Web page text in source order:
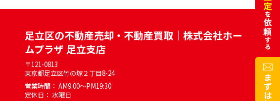
足立区の不動産売却・不動産買取｜株式会社ホー
ムプラザ 足立支店
〒121-0813
東京都足立区竹の塚２丁目8-24
営業時間： AM9:00～PM19:30
定休日： 水曜日